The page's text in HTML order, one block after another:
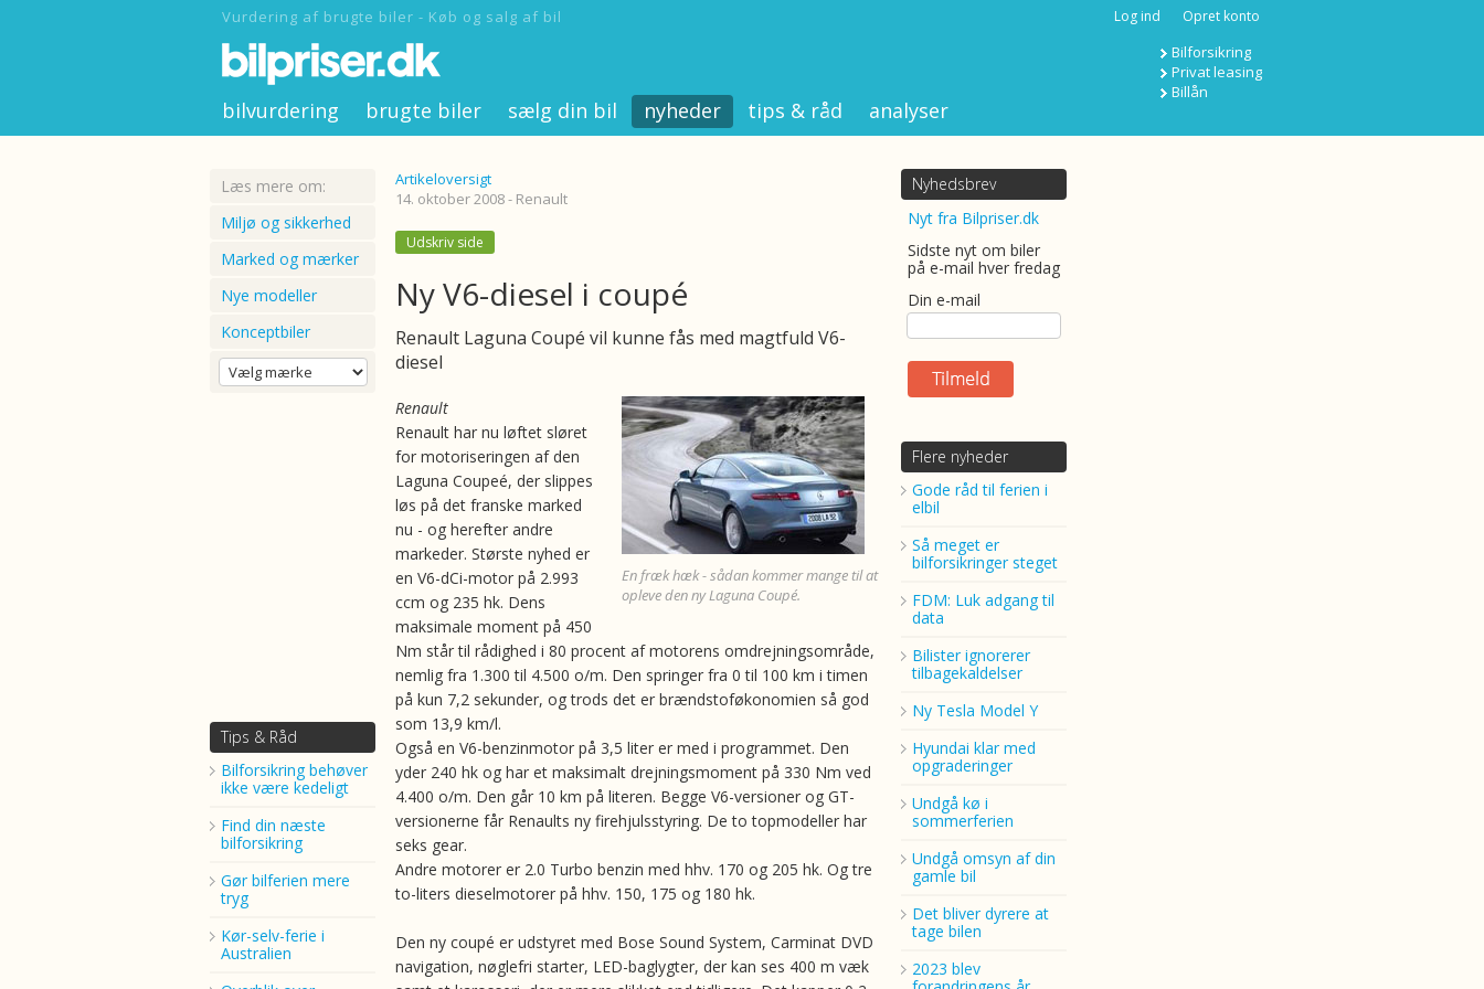
Vurdering af brugte biler - Køb og salg af bil Log ind Opret konto
Bilforsikring
Privat leasing
Billån
bilvurdering brugte biler sælg din bil nyheder tips & råd analyser
Læs mere om:
Miljø og sikkerhed
Marked og mærker
Nye modeller
Konceptbiler
Tips & Råd
Bilforsikring behøver
ikke være kedeligt
Find din næste
bilforsikring
Gør bilferien mere
tryg
Kør-selv-ferie i
Australien
Artikeloversigt
14. oktober 2008 - Renault
Udskriv side
Ny V6-diesel i coupé
Renault Laguna Coupé vil kunne fås med magtfuld V6-
diesel
En fræk hæk - sådan kommer mange til at
opleve den ny Laguna Coupé.
Renault
Renault har nu løftet sløret
for motoriseringen af den
Laguna Coupeé, der slippes
løs på det franske marked
nu - og herefter andre
markeder. Største nyhed er
en V6-dCi-motor på 2.993
ccm og 235 hk. Dens
maksimale moment på 450
Nm står til rådighed i 80 procent af motorens omdrejningsområde,
nemlig fra 1.300 til 4.500 o/m. Den springer fra 0 til 100 km i timen
på kun 7,2 sekunder, og trods det er brændstoføkonomien så god
som 13,9 km/l.
Også en V6-benzinmotor på 3,5 liter er med i programmet. Den
yder 240 hk og har et maksimalt drejningsmoment på 330 Nm ved
4.400 o/m. Den går 10 km på literen. Begge V6-versioner og GT-
versionerne får Renaults ny firehjulsstyring. De to topmodeller har
seks gear.
Andre motorer er 2.0 Turbo benzin med hhv. 170 og 205 hk. Og tre
to-liters dieselmotorer på hhv. 150, 175 og 180 hk.
Den ny coupé er udstyret med Bose Sound System, Carminat DVD
navigation, nøglefri starter, LED-baglygter, der kan ses 400 m væk
Nyhedsbrev
Nyt fra Bilpriser.dk
Sidste nyt om biler
på e-mail hver fredag
Din e-mail
Flere nyheder
Gode råd til ferien i
elbil
Så meget er
bilforsikringer steget
FDM: Luk adgang til
data
Bilister ignorerer
tilbagekaldelser
Ny Tesla Model Y
Hyundai klar med
opgraderinger
Undgå kø i
sommerferien
Undgå omsyn af din
gamle bil
Det bliver dyrere at
tage bilen
2023 blev